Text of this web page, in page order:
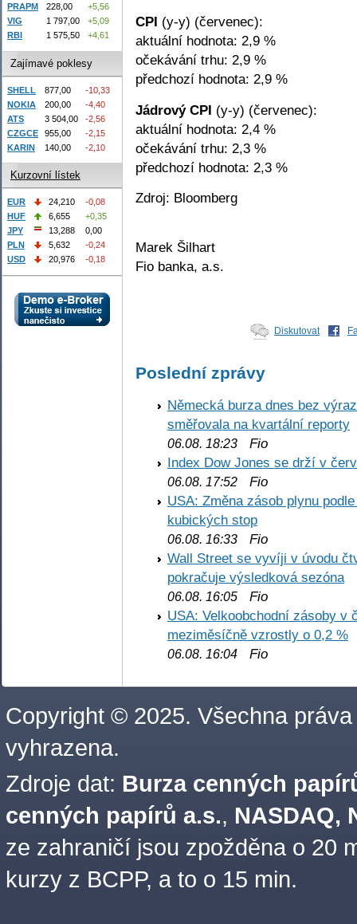
CPI (y-y) (červenec):
aktuální hodnota: 2,9 %
očekávání trhu: 2,9 %
předchozí hodnota: 2,9 %
Jádrový CPI (y-y) (červenec):
aktuální hodnota: 2,4 %
očekávání trhu: 2,3 %
předchozí hodnota: 2,3 %
Zdroj: Bloomberg
Marek Šilhart
Fio banka, a.s.
Diskutovat
Poslední zprávy
Německá burza dnes bez
směřovala na kvartální reporty
06.08. 18:23 Fio
Index Dow Jones se drží v
06.08. 17:52 Fio
USA: Změna zásob plynu
kubických stop
06.08. 16:33 Fio
Wall Street se vyvíji v úvodu
pokračuje výsledková sezóna
06.08. 16:05 Fio
USA: Velkoobchodní zásoby v
meziměsíčně vzrostly o 0,2 %
06.08. 16:04 Fio
PRAPM
228,00
+5,56
VIG
1 797,00
+5,09
RBI
1 575,50 +4,61
Zajímavé poklesy
SHELL 877,00
-10,33
NOKIA
200,00
-4,40
ATS
3 504,00
-2,56
CZGCE
955,00
-2,15
KARIN
140,00 -2,10
Kurzovní lístek
EUR 24,210
-0,08
HUF
6,655
+0,35
JPY
13,288
0,00
PLN
5,632
-0,24
USD
20,976 -0,18
Copyright © 2025. Všechna práva
vyhrazena.
Zdroje dat: Burza cenných
cenných papírů a.s., NASDAQ,
ze zahraničí jsou zpožděna o 20
kurzy z BCPP, a to o 15 min.